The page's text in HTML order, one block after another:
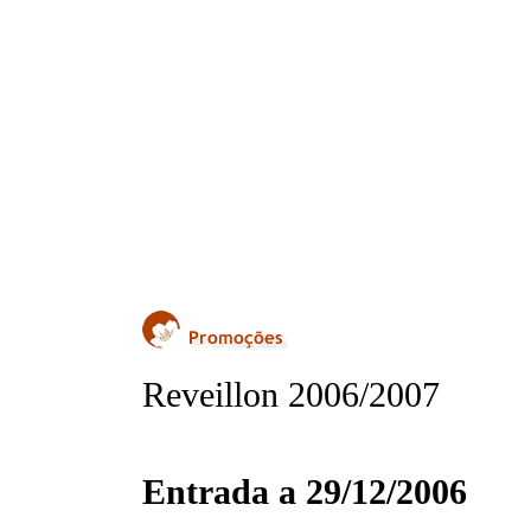
Reveillon 2006/2007
Entrada a 29/12/2006